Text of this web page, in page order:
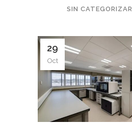
SIN CATEGORIZAR
29
Oct